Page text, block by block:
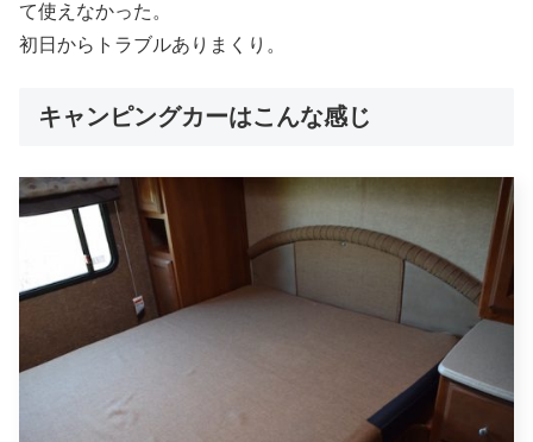
て使えなかった。
初日からトラブルありまくり。
キャンピングカーはこんな感じ